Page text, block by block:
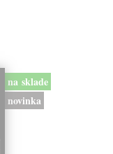
na sklade
novinka